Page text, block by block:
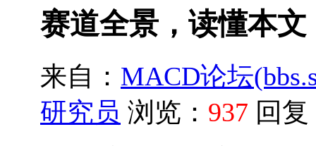
赛道全景，读懂本
来自： MACD论坛
研究员 浏览： 937 回